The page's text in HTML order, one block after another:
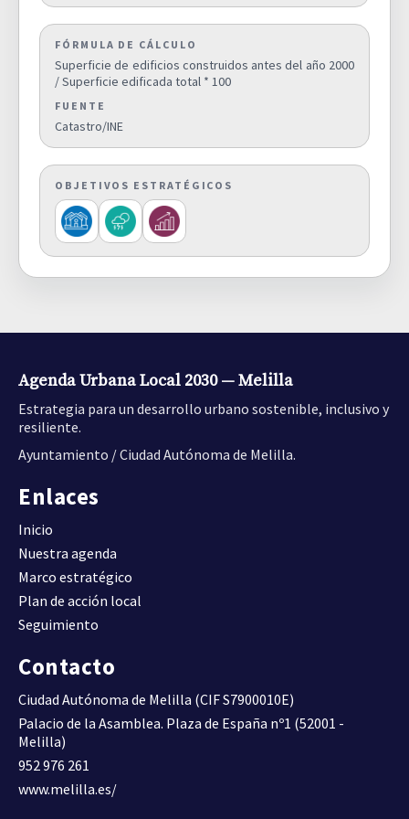
FÓRMULA DE CÁLCULO
Superficie de edificios construidos antes del año 2000
/ Superficie edificada total * 100
FUENTE
Catastro/INE
OBJETIVOS ESTRATÉGICOS
Agenda Urbana Local 2030 — Melilla
Estrategia para un desarrollo urbano sostenible, inclusivo y
resiliente.
Ayuntamiento / Ciudad Autónoma de Melilla.
Enlaces
Inicio
Nuestra agenda
Marco estratégico
Plan de acción local
Seguimiento
Contacto
Ciudad Autónoma de Melilla (CIF S7900010E)
Palacio de la Asamblea. Plaza de España nº1 (52001 -
Melilla)
952 976 261
www.melilla.es/